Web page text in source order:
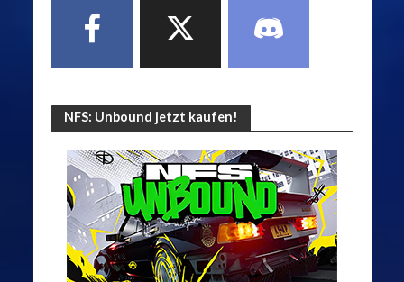
NFS: Unbound jetzt kaufen!